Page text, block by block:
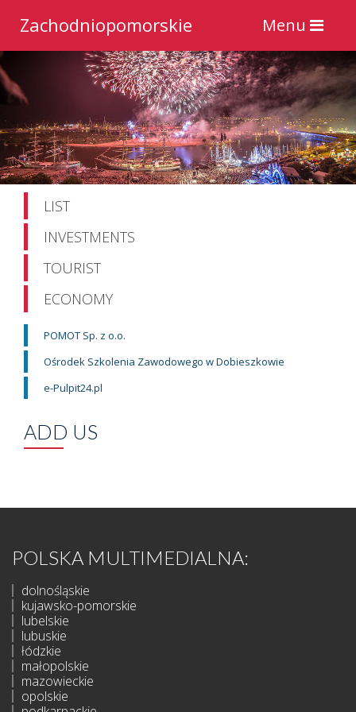
Toggle
navigation
Menu
Zachodniopomorskie
LIST
INVESTMENTS
TOURIST
ECONOMY
POMOT Sp. z o.o.
Ośrodek Szkolenia Zawodowego w Dobieszkowie
e-Pulpit24.pl
ADD US
POLSKA MULTIMEDIALNA:
dolnośląskie
kujawsko-pomorskie
lubelskie
lubuskie
łódzkie
małopolskie
mazowieckie
opolskie